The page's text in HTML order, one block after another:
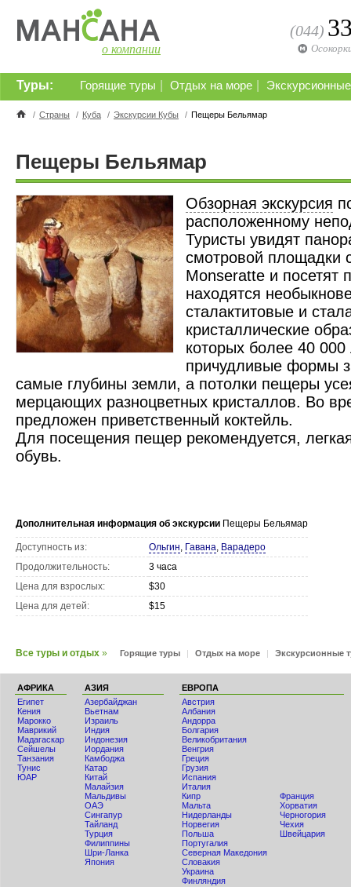
о компании
(044)
Горящие туры Отдых на море
Туры:
/ Страны / Куба / Экскурсии Кубы / Пещеры Бельямар
Пещеры Бельямар
Обзорная экскурсия
расположенному
Туристы увидят
смотровой площадки
Monseratte и посетят
находятся
сталактитовые и
кристаллические
которых более 40
причудливые формы
самые глубины земли, а потолки пещеры
мерцающих разноцветных кристаллов. Во
предложен приветственный коктейль.
Для посещения пещер рекомендуется,
обувь.
Дополнительная информация об экскурсии Пещеры Бельямар
Доступность из: Ольгин, Гавана, Варадеро
Продолжительность:
3 часа
Цена для взрослых:
$30
Цена для детей:
$15
Все туры и отдых » Горящие туры | Отдых на море | Экскурсионные
АФРИКА
Египет
Кения
Мaрокко
Маврикий
Мадагаскар
Сейшелы
Танзания
Тунис
ЮАР
АЗИЯ
Азербайджан
Вьетнам
Израиль
Индия
Индонезия
Иордания
Камбоджа
Катар
Китай
Малайзия
Мальдивы
ОАЭ
Сингапур
Тайланд
Турция
Филиппины
Шри-Ланка
Япония
ЕВРОПА
Австрия
Албания
Андорра
Болгария
Великобритания
Венгрия
Греция
Грузия
Испания
Италия
Кипр
Мальта
Нидерланды
Норвегия
Польша
Португалия
Северная Македония
Словакия
Украина
Финляндия
Франция
Хорватия
Черногория
Чехия
Швейцария